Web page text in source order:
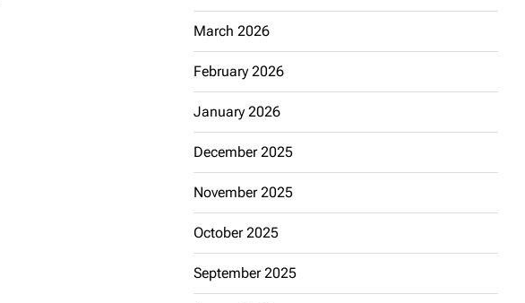
March 2026
February 2026
January 2026
December 2025
November 2025
October 2025
September 2025